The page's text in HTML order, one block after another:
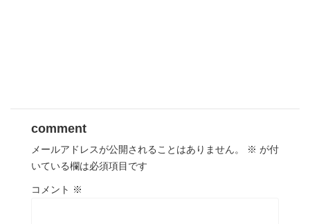
comment
メールアドレスが公開されることはありません。 ※ が付
いている欄は必須項目です
コメント ※